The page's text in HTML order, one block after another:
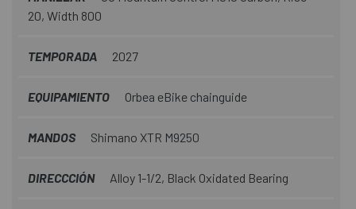
20, Width 800
TEMPORADA 2027
EQUIPAMIENTO Orbea eBike chainguide
MANDOS Shimano XTR M9250
DIRECCCIÓN Alloy 1-1/2, Black Oxidated Bearing